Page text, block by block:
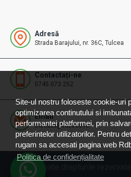
Site-ul nostru foloseste cookie-uri
optimizarea continutului si
performantei platformei, prin
preferintelor utilizatorilor. Pentru
rugam sa accesati pagina web
Politica de confidențialitate
Adresă
Strada Barajului, nr. 36C, Tulcea
Contactați-ne
0745.073.252
Email
contact@rdbeco.ro
© 2025 Toate drepturile